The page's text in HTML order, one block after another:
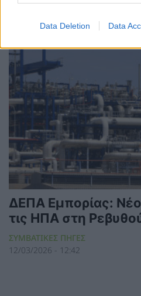
Data Deletion Data
ΔΕΠΑ Εμπορίας:
τις ΗΠΑ στη
ΣΥΜΒΑΤΙΚΕΣ ΠΗΓΕΣ
12/03/2026 - 12:42